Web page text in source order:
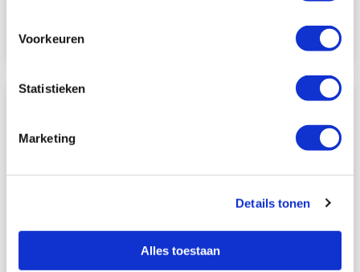
Voorkeuren
Statistieken
Marketing
Details tonen
Alles toestaan
Lees meer
Lees
over
ziekenhuis